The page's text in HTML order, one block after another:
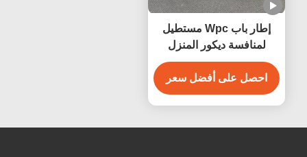
إطار باب Wpc مستطيل
لمنافسة ديكور المنزل
الحديث
احصل على أفضل سعر